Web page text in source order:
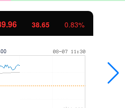
北证50 1129.72